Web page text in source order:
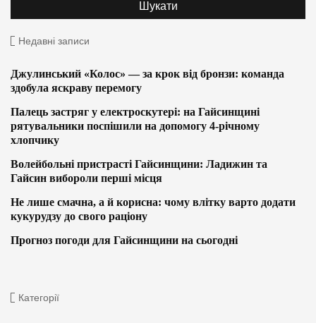
Недавні записи
Джулинський «Колос» — за крок від бронзи: команда
здобула яскраву перемогу
Палець застряг у електроскутері: на Гайсинщині
рятувальники поспішили на допомогу 4-річному
хлопчику
Волейбольні пристрасті Гайсинщини: Ладижин та
Гайсин вибороли перші місця
Не лише смачна, а й корисна: чому влітку варто додати
кукурудзу до свого раціону
Прогноз погоди для Гайсинщини на сьогодні
Категорії